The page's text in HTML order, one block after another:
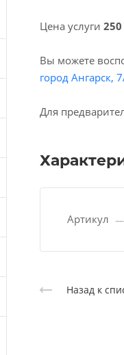
Цена услуги 250
Вы можете
город Ангарск,
Для
Артикул
Назад к